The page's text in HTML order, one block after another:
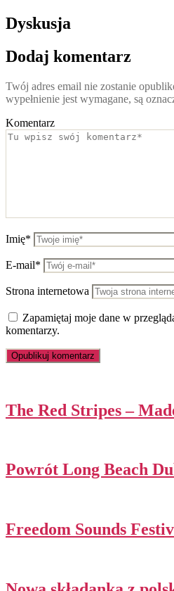
Dyskusja
Dodaj komentarz
Twój adres email nie zostanie
wypełnienie jest wymagane, są
Komentarz
Imię*
E-mail*
Strona internetowa
Zapamiętaj moje dane w
komentarzy.
The Red Stripes –
Powrót Long Beach
Freedom Sounds